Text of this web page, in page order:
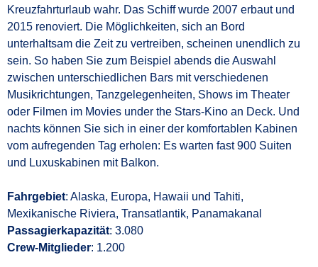
Kreuzfahrturlaub wahr. Das Schiff wurde 2007 erbaut und
2015 renoviert. Die Möglichkeiten, sich an Bord
unterhaltsam die Zeit zu vertreiben, scheinen unendlich zu
sein. So haben Sie zum Beispiel abends die Auswahl
zwischen unterschiedlichen Bars mit verschiedenen
Musikrichtungen, Tanzgelegenheiten, Shows im Theater
oder Filmen im Movies under the Stars-Kino an Deck. Und
nachts können Sie sich in einer der komfortablen Kabinen
vom aufregenden Tag erholen: Es warten fast 900 Suiten
und Luxuskabinen mit Balkon.
Fahrgebiet: Alaska, Europa, Hawaii und Tahiti,
Mexikanische Riviera, Transatlantik, Panamakanal
Passagierkapazität: 3.080
Crew-Mitglieder: 1.200